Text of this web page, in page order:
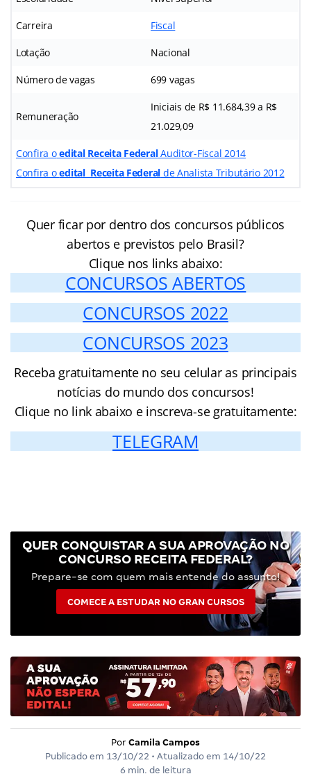
Carreira Fiscal
Lotação Nacional
Número de vagas 699 vagas
Remuneração
Iniciais de R$ 11.684,39 a R$
21.029,09
Confira oedital Receita FederalAuditor-Fiscal 2014
Confira oedital Receita Federal de Analista Tributário 2012
Quer ficar por dentro dos concursos públicos
abertos e previstos pelo Brasil?
Clique nos links abaixo:
CONCURSOS ABERTOS
CONCURSOS 2022
CONCURSOS 2023
Receba gratuitamente no seu celular as principais
notícias do mundo dos concursos!
Clique no link abaixo e inscreva-se gratuitamente:
TELEGRAM
QUER CONQUISTAR A SUA APROVAÇÃO NO
CONCURSO RECEITA FEDERAL?
Prepare-se com quem mais entende do assunto!
COMECE A ESTUDAR NO GRAN CURSOS
Por Camila Campos
Publicado em 13/10/22 • Atualizado em 14/10/22
6 min. de leitura